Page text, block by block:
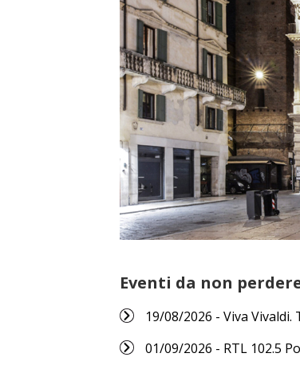
Eventi da non
19/08/2026 - Viva Vivaldi.
01/09/2026 - RTL 102.5